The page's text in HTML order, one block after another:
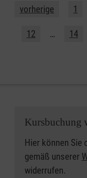
vorherige 1
12 … 14
Kursbuchung
Hier können Sie
gemäß unserer
widerrufen.